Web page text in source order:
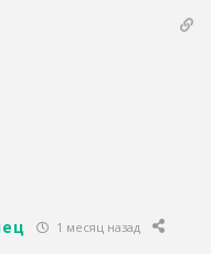
1 месяц назад